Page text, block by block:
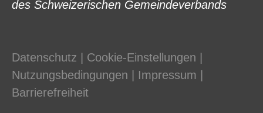
des Schweizerischen Gemeindeverbands
Datenschutz | Cookie-Einstellungen |
Nutzungsbedingungen | Impressum |
Barrierefreiheit